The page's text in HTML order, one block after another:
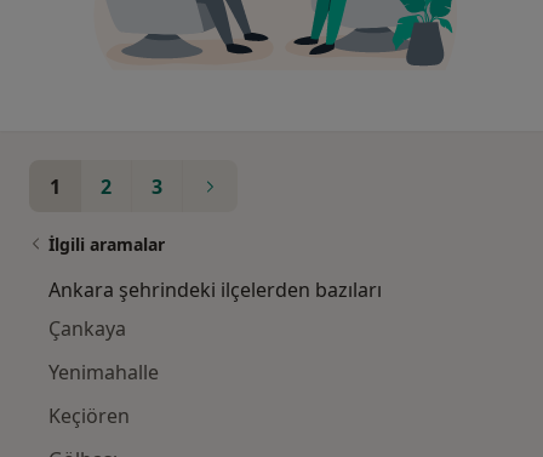
1 2 3
İlgili aramalar
Ankara şehrindeki ilçelerden bazıları
Çankaya
Yenimahalle
Keçiören